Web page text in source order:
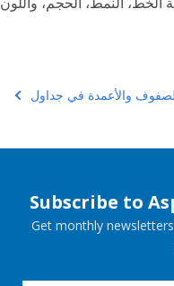
Subscribe to
Get monthly